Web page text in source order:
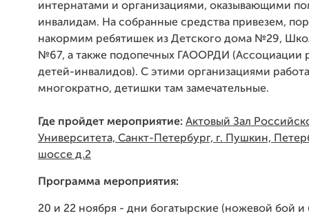
интернатами и организациями, оказывающими
инвалидам. На собранные средства привезем,
накормим ребятишек из Детского дома №29,
№67, а также подопечных ГАООРДИ (Ассоциации
детей-инвалидов). С этими организациями
многократно, детишки там замечательные.
Где пройдет мероприятие: Актовый Зал
Университета, Санкт-Петербург, г. Пушкин,
шоссе д.2
Программа мероприятия:
20 и 22 ноября - дни богатырские (ножевой бой и